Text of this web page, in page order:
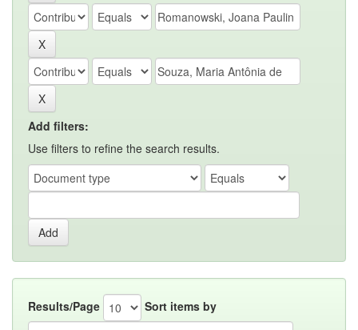
Add filters:
Use filters to refine the search results.
Results/Page Sort items by